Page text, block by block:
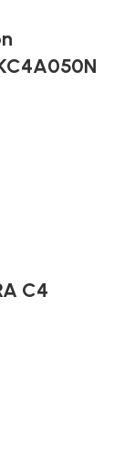
C4